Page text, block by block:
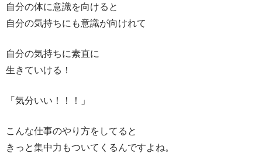
自分の体に意識を向けると
自分の気持ちにも意識が向けれて
自分の気持ちに素直に
生きていける！
「気分いい！！！」
こんな仕事のやり方をしてると
きっと集中力もついてくるんですよね。